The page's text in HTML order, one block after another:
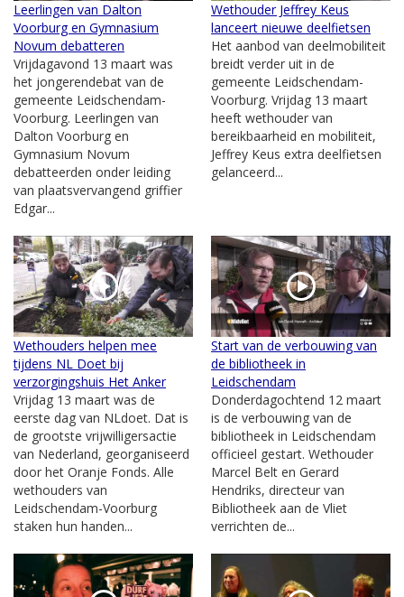
Leerlingen van Dalton
Voorburg en Gymnasium
Novum debatteren
Vrijdagavond 13 maart was
het jongerendebat van de
gemeente Leidschendam-
Voorburg. Leerlingen van
Dalton Voorburg en
Gymnasium Novum
debatteerden onder leiding
van plaatsvervangend griffier
Edgar...
Wethouder Jeffrey Keus
lanceert nieuwe deelfietsen
Het aanbod van deelmobiliteit
breidt verder uit in de
gemeente Leidschendam-
Voorburg. Vrijdag 13 maart
heeft wethouder van
bereikbaarheid en mobiliteit,
Jeffrey Keus extra deelfietsen
gelanceerd...
Wethouders helpen mee
tijdens NL Doet bij
verzorgingshuis Het Anker
Vrijdag 13 maart was de
eerste dag van NLdoet. Dat is
de grootste vrijwilligersactie
van Nederland, georganiseerd
door het Oranje Fonds. Alle
wethouders van
Leidschendam-Voorburg
staken hun handen...
Start van de verbouwing van
de bibliotheek in
Leidschendam
Donderdagochtend 12 maart
is de verbouwing van de
bibliotheek in Leidschendam
officieel gestart. Wethouder
Marcel Belt en Gerard
Hendriks, directeur van
Bibliotheek aan de Vliet
verrichten de...